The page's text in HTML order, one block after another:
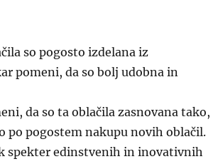
so pogosto izdelana iz
pomeni, da so bolj udobna in
da so ta oblačila zasnovana tako,
po pogostem nakupu novih oblačil.
spekter edinstvenih in inovativnih